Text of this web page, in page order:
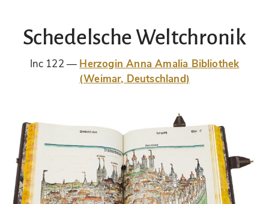
Schedelsche Weltchronik
Inc 122
Herzogin Anna Amalia Bibliothek
(Weimar, Deutschland)